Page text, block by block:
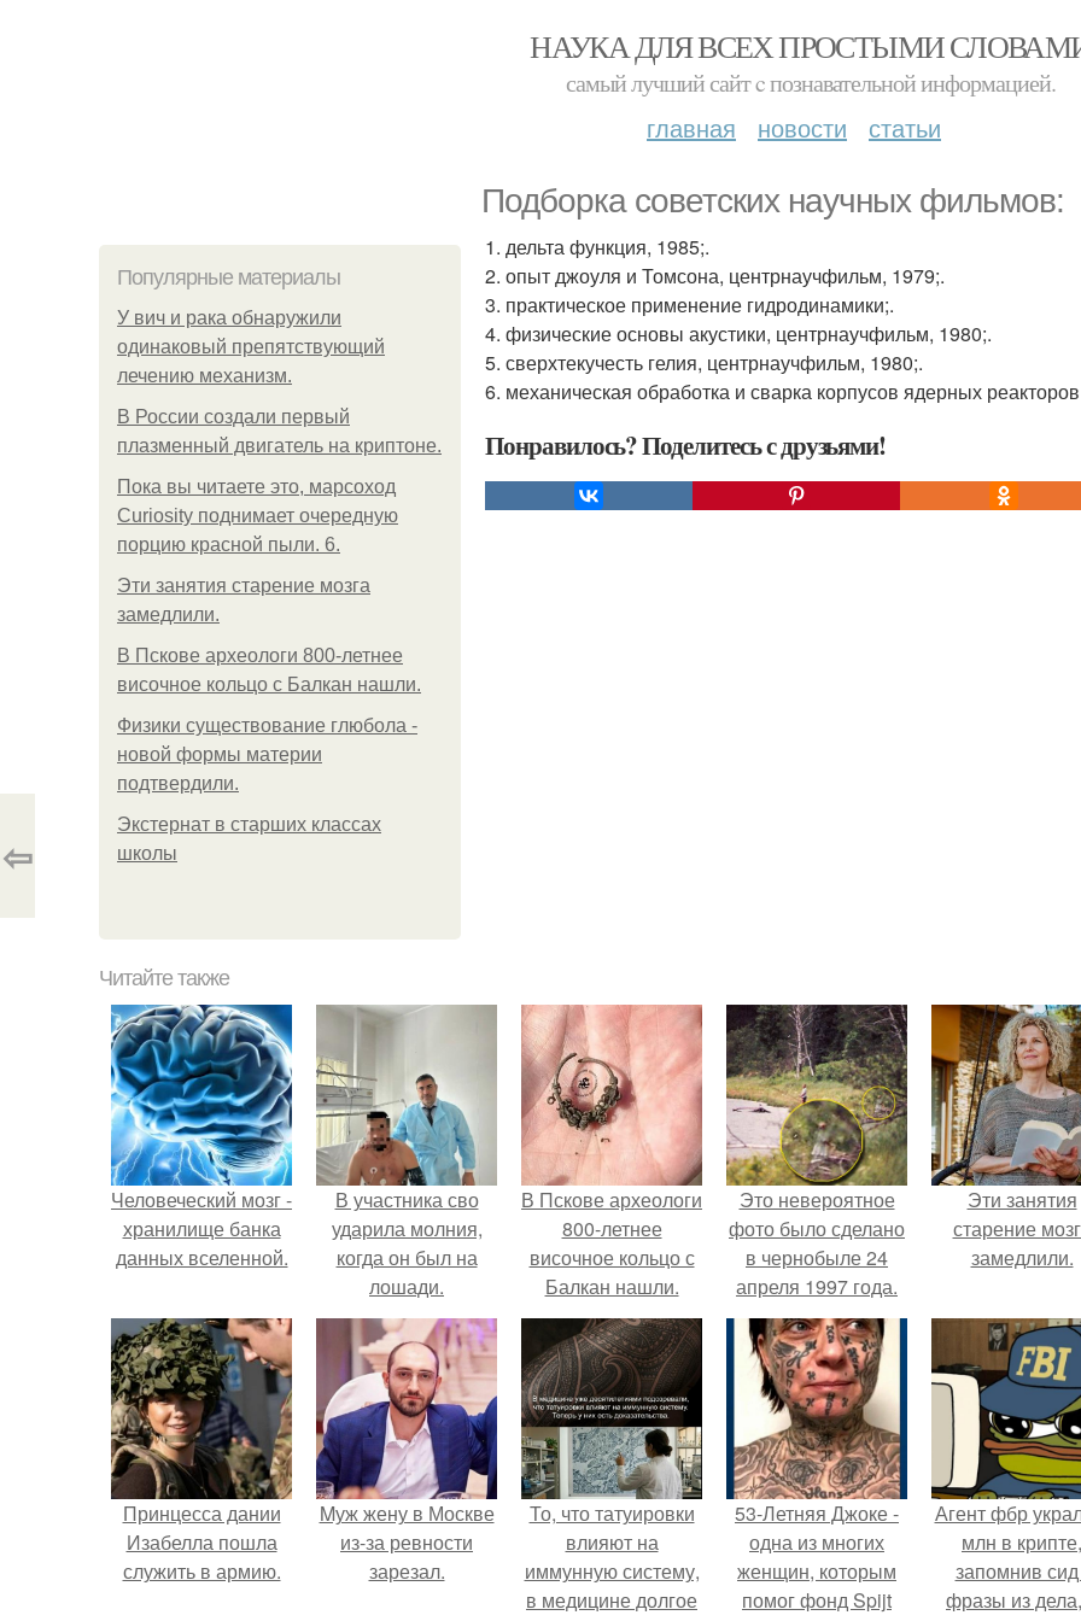
НАУКА ДЛЯ ВСЕХ ПРОСТЫМИ
самый лучший сайт c познавательной информацией.
главная новости статьи
Подборка советских научных фильмов:
Популярные материалы
У вич и рака обнаружили
одинаковый препятствующий
лечению механизм.
В России создали первый
плазменный двигатель на криптоне.
Пока вы читаете это, марсоход
Curiosity поднимает очередную
порцию красной пыли. 6.
Эти занятия старение мозга
замедлили.
В Пскове археологи 800-летнее
височное кольцо с Балкан нашли.
Физики существование глюбола -
новой формы материи
подтвердили.
Экстернат в старших классах
школы
1. дельта функция, 1985;.
2. опыт джоуля и Томсона, центрнаучфильм, 1979;.
3. практическое применение гидродинамики;.
4. физические основы акустики, центрнаучфильм, 1980;.
5. сверхтекучесть гелия, центрнаучфильм, 1980;.
6. механическая обработка и сварка корпусов ядерных
Понравилось? Поделитесь с друзьями!
⇦
Читайте также
Человеческий мозг -
хранилище банка
данных вселенной.
В участника сво
ударила молния,
когда он был на
лошади.
В Пскове археологи
800-летнее
височное кольцо с
Балкан нашли.
Это невероятное
фото было сделано
в чернобыле 24
апреля 1997 года.
Эти занятия
старение
замедлили.
Принцесса дании
Изабелла пошла
служить в армию.
Mуж жену в Москве
из-за ревности
зарезал.
То, что татуировки
влияют на
иммунную систему,
в медицине долгое
53-Летняя Джоке -
одна из многих
женщин, которым
помог фонд Spijt
Агент фбр
млн в крипте,
запомнив
фразы из